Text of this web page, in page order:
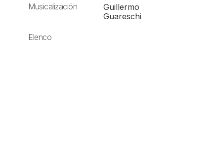
Musicalización
Guillermo
Guareschi
Elenco